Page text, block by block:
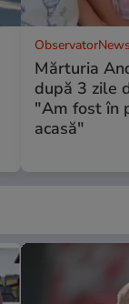
Mărturia
după 3 zile
"Am fost în
acasă"